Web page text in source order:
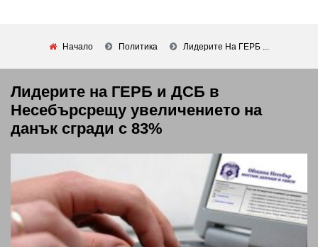
Начало Политика Лидерите На ГЕРБ ...
Лидерите на ГЕРБ и ДСБ в
Несебърсрещу увеличението на
данък сгради с 83%